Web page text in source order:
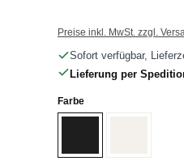
Preise inkl. MwSt. zzgl.
Sofort verfügbar,
Lieferung per
Farbeauswählen